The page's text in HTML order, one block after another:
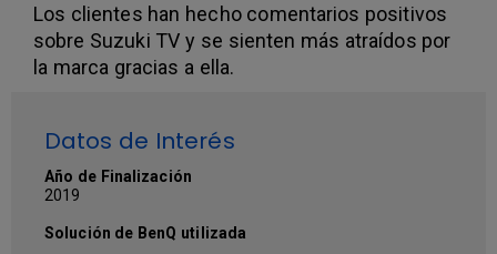
Los clientes han hecho comentarios positivos
sobre Suzuki TV y se sienten más atraídos por
la marca gracias a ella.
Datos de Interés
Año de Finalización
2019
Solución de BenQ utilizada